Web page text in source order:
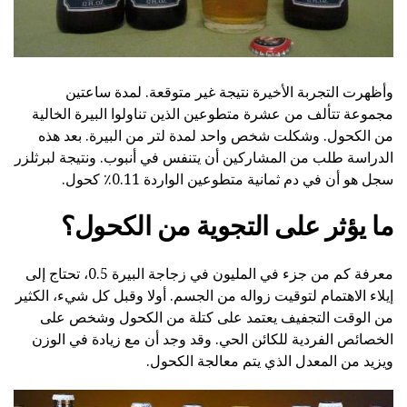
وأظهرت التجربة الأخيرة نتيجة غير متوقعة. لمدة ساعتين
مجموعة تتألف من عشرة متطوعين الذين تناولوا البيرة الخالية
من الكحول. وشكلت شخص واحد لمدة لتر من البيرة. بعد هذه
الدراسة طلب من المشاركين أن يتنفس في أنبوب. ونتيجة لبرثلزر
سجل هو أن في دم ثمانية متطوعين الواردة 0.11٪ كحول.
ما يؤثر على التجوية من الكحول؟
معرفة كم من جزء في المليون في زجاجة البيرة 0.5، تحتاج إلى
إيلاء الاهتمام لتوقيت زواله من الجسم. أولا وقبل كل شيء، الكثير
من الوقت التجفيف يعتمد على كتلة من الكحول وشخص على
الخصائص الفردية للكائن الحي. وقد وجد أن مع زيادة في الوزن
ويزيد من المعدل الذي يتم معالجة الكحول.